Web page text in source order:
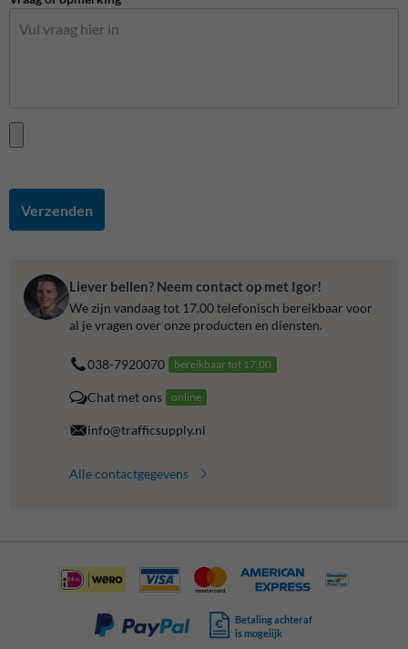
Verzenden
Liever bellen? Neem contact op met Igor!
We zijn vandaag tot 17.00 telefonisch bereikbaar voor
al je vragen over onze producten en diensten.
038-7920070 bereikbaar tot 17.00
Chat met ons online
info@trafficsupply.nl
Alle contactgegevens
Betaling achteraf
is mogelijk